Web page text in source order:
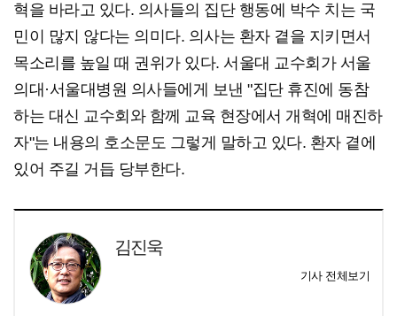
혁을 바라고 있다. 의사들의 집단 행동에 박수 치는 국
민이 많지 않다는 의미다. 의사는 환자 곁을 지키면서
목소리를 높일 때 권위가 있다. 서울대 교수회가 서울
의대·서울대병원 의사들에게 보낸 "집단 휴진에 동참
하는 대신 교수회와 함께 교육 현장에서 개혁에 매진하
자"는 내용의 호소문도 그렇게 말하고 있다. 환자 곁에
있어 주길 거듭 당부한다.
김진욱
기사 전체보기